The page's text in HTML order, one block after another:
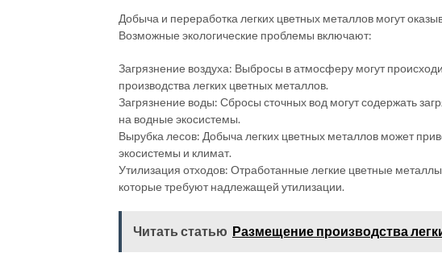
Добыча и переработка легких цветных металлов могут
Возможные экологические проблемы включают:
Загрязнение воздуха: Выбросы в атмосферу могут
производства легких цветных металлов.
Загрязнение воды: Сбросы сточных вод могут содержать
на водные экосистемы.
Вырубка лесов: Добыча легких цветных металлов может
экосистемы и климат.
Утилизация отходов: Отработанные легкие цветные
которые требуют надлежащей утилизации.
Читать статью Размещение производства